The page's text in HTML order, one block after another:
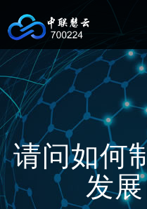
请问如何
发